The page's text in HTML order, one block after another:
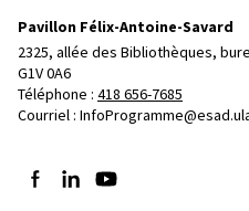
Pavillon Félix-Antoine-Savard
2325, allée des Bibliothèques,
G1V 0A6
Téléphone : 418 656-7685
Courriel :
Suivez-nous sur Facebook
Suivez-nous sur LinkedIn
Suivez-nous sur